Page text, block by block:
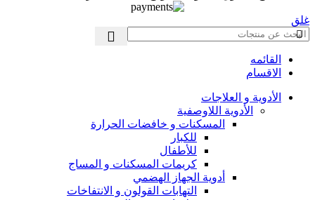
غلق
القائمه
الاقسام
الأدوية و العلاجات
الأدوية اللاوصفية
المسكنات و خافضات الحرارة
للكبار
للأطفال
كريمات المسكنات و المساج
أدوية الجهاز الهضمي
التهابات القولون و الانتفاخات